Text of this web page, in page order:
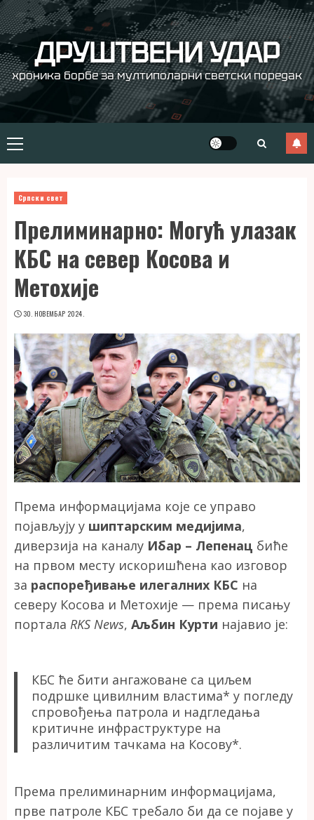
Skip
to
content ДРУШТВЕНИ УДАР
хроника борбе за мултиполарни светски поредак
Primary
Menu
Српски свет
Прелиминарно: Могућ улазак
КБС на север Косова и
Метохије
30. НОВЕМБАР 2024.
Према информацијама које се управо
појављују у шиптарским медијима,
диверзија на каналу Ибар – Лепенац биће
на првом месту искоришћена као изговор
за распоређивање илегалних КБС на
северу Косова и Метохије — према писању
портала RKS News, Аљбин Курти најавио је:
КБС ће бити ангажоване са циљем
подршке цивилним властима* у погледу
спровођења патрола и надгледања
критичне инфраструктуре на
различитим тачкама на Косову*.
Према прелиминарним информацијама,
прве патроле КБС требало би да се појаве у